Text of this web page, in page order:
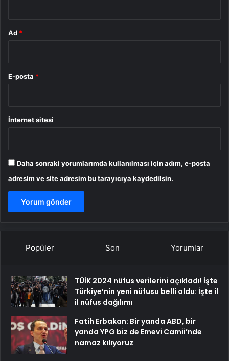
Ad *
E-posta *
İnternet sitesi
Daha sonraki yorumlarımda kullanılması için adım, e-posta
adresim ve site adresim bu tarayıcıya kaydedilsin.
Popüler Son Yorumlar
TÜİK 2024 nüfus verilerini açıkladı! İşte
Türkiye’nin yeni nüfusu belli oldu: İşte il
il nüfus dağılımı
Fatih Erbakan: Bir yanda ABD, bir
yanda YPG biz de Emevi Camii’nde
namaz kılıyoruz